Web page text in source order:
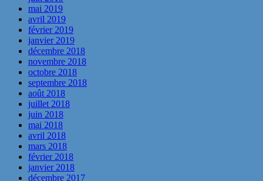
mai 2019
avril 2019
février 2019
janvier 2019
décembre 2018
novembre 2018
octobre 2018
septembre 2018
août 2018
juillet 2018
juin 2018
mai 2018
avril 2018
mars 2018
février 2018
janvier 2018
décembre 2017